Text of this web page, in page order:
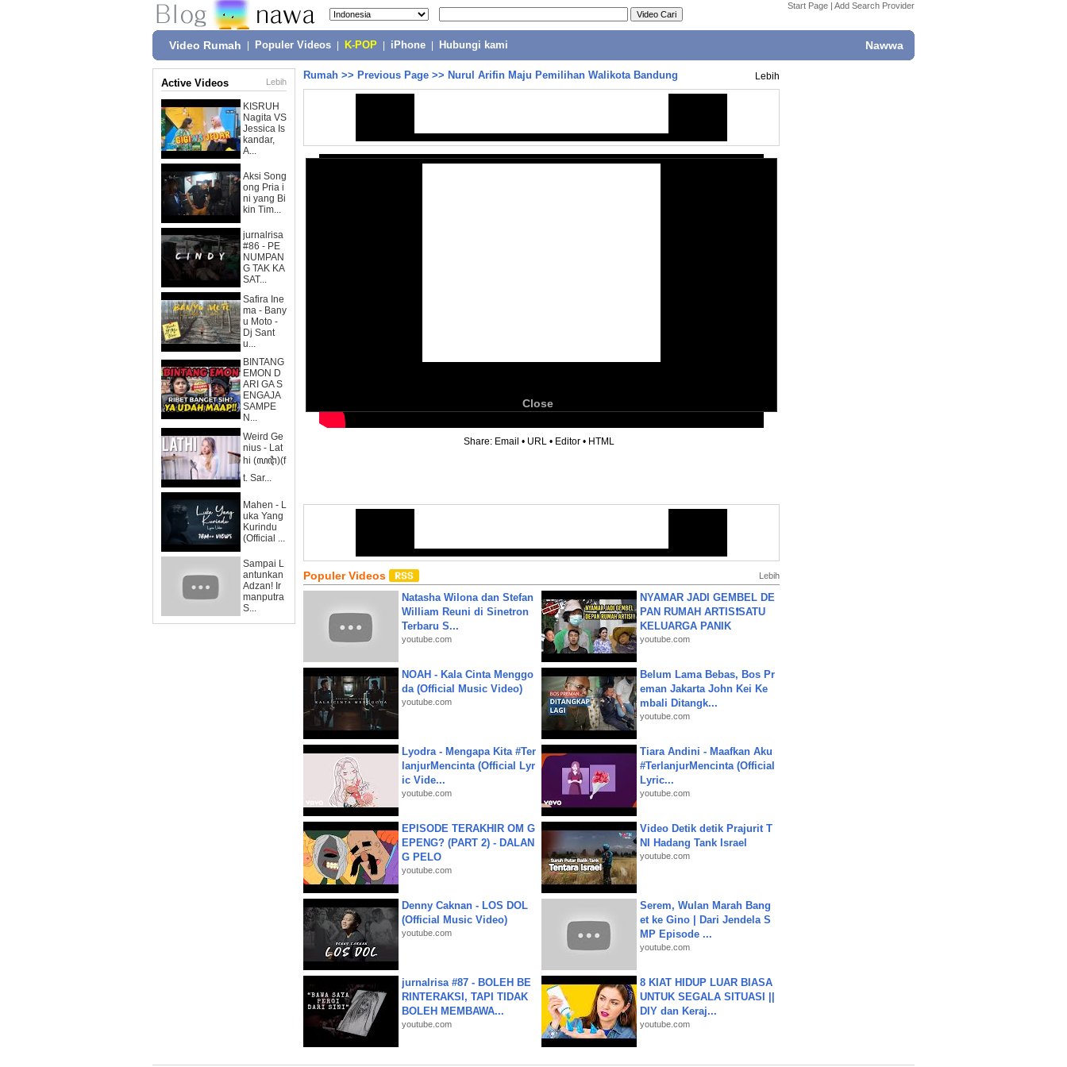
Start Page | Add Search Provider
Video Rumah Populer Videos K-POP iPhone Hubungi kami Nawwa
Active Videos Lebih
KISRUH
Nagita VS
Jessica Is
kandar,
A...
Aksi Song
ong Pria i
ni yang Bi
kin Tim...
jurnalrisa
#86 - PE
NUMPAN
G TAK KA
SAT...
Safira Ine
ma - Bany
u Moto -
Dj Sant
u...
BINTANG
EMON D
ARI GA S
ENGAJA
SAMPE
N...
Weird Ge
nius - Lat
hi (ꦭꦛꦶ)(f
t. Sar...
Mahen - L
uka Yang
Kurindu
(Official ...
Sampai L
antunkan
Adzan! Ir
manputra
S...
Rumah >> Previous Page >> Nurul Arifin Maju Pemilihan Walikota Bandung Lebih
Close
Share: Email • URL • Editor • HTML
Populer Videos Lebih
Natasha Wilona dan Stefan
William Reuni di Sinetron
Terbaru S...
youtube.com
NYAMAR JADI GEMBEL DE
PAN RUMAH ARTIS❗SATU
KELUARGA PANIK
youtube.com
NOAH - Kala Cinta Menggo
da (Official Music Video)
youtube.com
Belum Lama Bebas, Bos Pr
eman Jakarta John Kei Ke
mbali Ditangk...
youtube.com
Lyodra - Mengapa Kita #Ter
lanjurMencinta (Official Lyr
ic Vide...
youtube.com
Tiara Andini - Maafkan Aku
#TerlanjurMencinta (Official
Lyric...
youtube.com
EPISODE TERAKHIR OM G
EPENG? (PART 2) - DALAN
G PELO
youtube.com
Video Detik detik Prajurit T
NI Hadang Tank Israel
youtube.com
Denny Caknan - LOS DOL
(Official Music Video)
youtube.com
Serem, Wulan Marah Bang
et ke Gino | Dari Jendela S
MP Episode ...
youtube.com
jurnalrisa #87 - BOLEH BE
RINTERAKSI, TAPI TIDAK
BOLEH MEMBAWA...
youtube.com
8 KIAT HIDUP LUAR BIASA
UNTUK SEGALA SITUASI ||
DIY dan Keraj...
youtube.com